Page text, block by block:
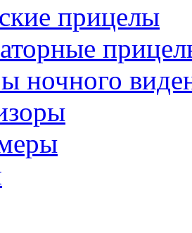
прицелы
ночного